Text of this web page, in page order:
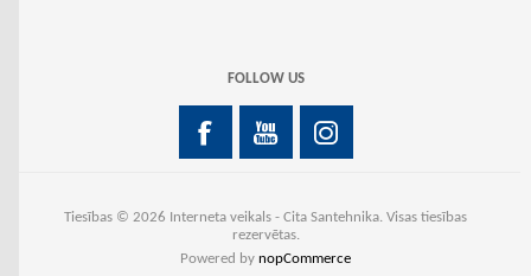
FOLLOW US
Tiesības © 2026 Interneta veikals - Cita Santehnika. Visas tiesības
rezervētas.
Powered by nopCommerce